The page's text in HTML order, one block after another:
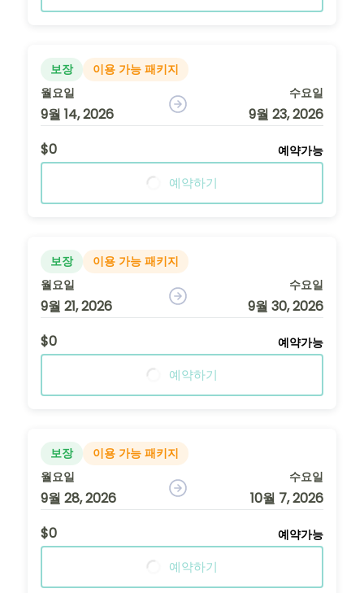
보장
이용 가능 패키지
월요일
9월 14, 2026
수요일
9월 23, 2026
$0
예약가능
예약하기
보장
이용 가능 패키지
월요일
9월 21, 2026
수요일
9월 30, 2026
$0
예약가능
예약하기
보장
이용 가능 패키지
월요일
9월 28, 2026
수요일
10월 7, 2026
$0
예약가능
예약하기